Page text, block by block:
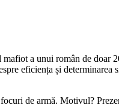
a unui român de
eficiența și
de armă. Motivul?